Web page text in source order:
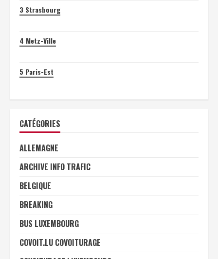
3 Strasbourg
4 Metz-Ville
5 Paris-Est
CATÉGORIES
ALLEMAGNE
ARCHIVE INFO TRAFIC
BELGIQUE
BREAKING
BUS LUXEMBOURG
COVOIT.LU COVOITURAGE